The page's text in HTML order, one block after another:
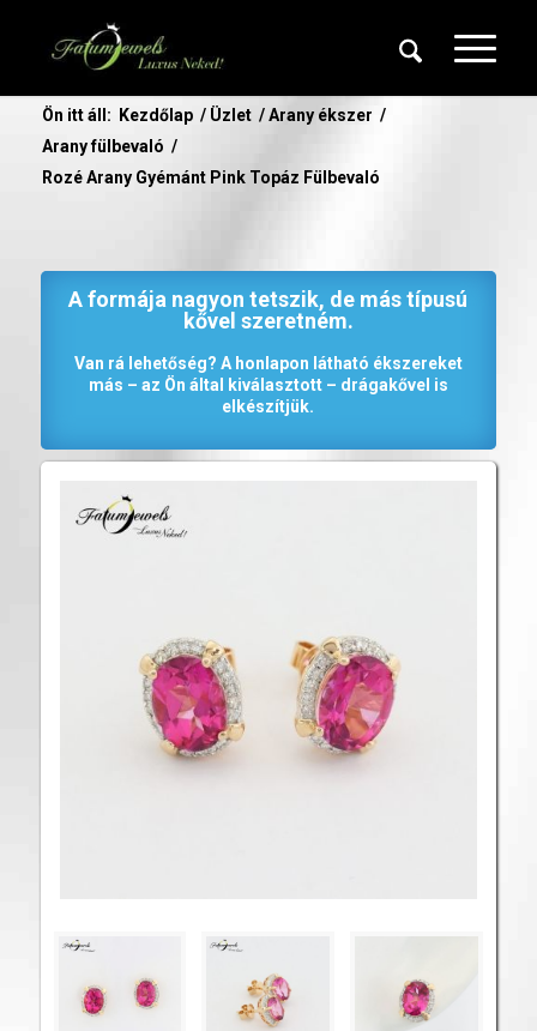
Ön itt áll: Kezdőlap / Üzlet / Arany ékszer /
Arany fülbevaló /
Rozé Arany Gyémánt Pink Topáz Fülbevaló
A formája nagyon tetszik, de más típusú
kővel szeretném.
Van rá lehetőség? A honlapon látható ékszereket
más – az Ön által kiválasztott – drágakővel is
elkészítjük.